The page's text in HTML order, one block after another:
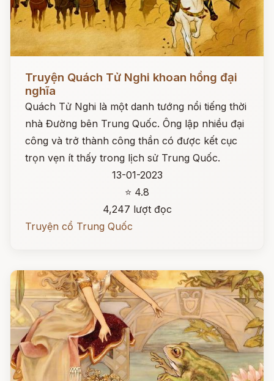
Truyện Quách Tử Nghi khoan hồng đại
nghĩa
Quách Tử Nghi là một danh tướng nổi tiếng thời
nhà Đường bên Trung Quốc. Ông lập nhiều đại
công và trở thành công thần có được kết cục
trọn vẹn ít thấy trong lịch sử Trung Quốc.
13-01-2023
⭐ 4.8
4,247 lượt đọc
Truyện cổ Trung Quốc